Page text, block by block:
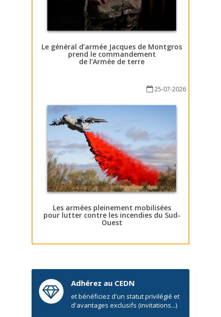
Le général d’armée Jacques de Montgros
prend le commandement
de l’Armée de terre
25-07-2026
Les armées pleinement mobilisées
pour lutter contre les incendies du Sud-
Ouest
Adhérez au CEDN
et bénéficiez d'un statut privilégié et
d'avantages exclusifs (invitations...)